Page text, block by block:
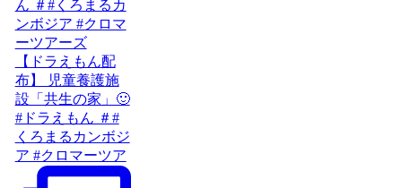
【ドラえもん配
布】 児童養護施
設「共生の家」🙂
#ドラえもん ＃#
くろまるカンボジ
ア #クロマーツア